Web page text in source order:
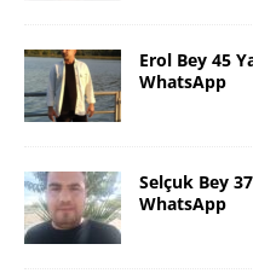
Erol Bey 45
WhatsApp
Selçuk Bey
WhatsApp